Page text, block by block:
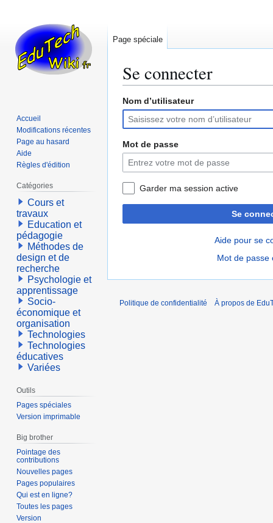
Se connecter
Aller
la
navigation
Aller
la
recherche
Nom d’utilisateur
Mot de passe
Garder ma session active
Se
Aide pour se
Mot de passe
Page spéciale
Accueil
Modifications récentes
Page au hasard
Aide
Règles d'édition
Catégories
Cours et
travaux
Education et
pédagogie
Méthodes de
design et de
recherche
Psychologie et
apprentissage
Socio-
économique et
organisation
Technologies
Technologies
éducatives
Variées
Outils
Pages spéciales
Version imprimable
Big brother
Pointage des
contributions
Nouvelles pages
Pages populaires
Qui est en ligne?
Toutes les pages
Version
Politique de confidentialité À propos de